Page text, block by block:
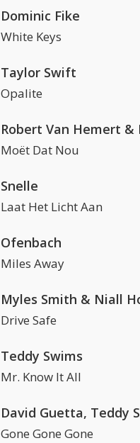
Dominic Fike
White Keys
Taylor Swift
Opalite
Robert Van Hemert &
Moët Dat Nou
Snelle
Laat Het Licht Aan
Ofenbach
Miles Away
Myles Smith & Niall
Drive Safe
Teddy Swims
Mr. Know It All
Gone Gone Gone